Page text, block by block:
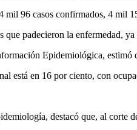
96 casos confirmados, 4 mil
padecieron la enfermedad, ya
Epidemiológica, estimó
está en 16 por ciento, con
destacó que, al corte